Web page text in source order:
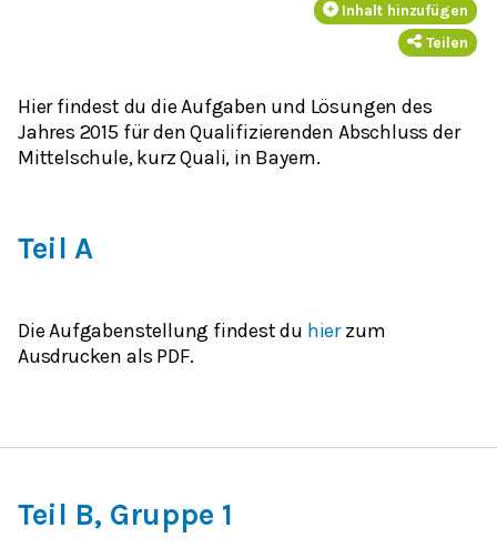
Inhalt hinzufügen
Teilen
Hier findest du die Aufgaben und Lösungen des
Jahres 2015 für den Qualifizierenden Abschluss der
Mittelschule, kurz Quali, in Bayern.
Teil A
Die Aufgabenstellung findest du hierzum
Ausdrucken als PDF.
Teil B, Gruppe 1